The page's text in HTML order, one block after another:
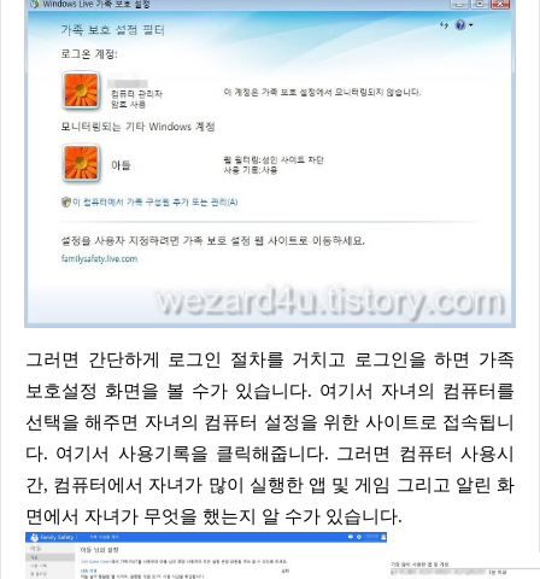
그러면 간단하게 로그인 절차를 거치고 로그인을 하면 가족
보호설정 화면을 볼 수가 있습니다. 여기서 자녀의 컴퓨터를
선택을 해주면 자녀의 컴퓨터 설정을 위한 사이트로 접속됩니
다. 여기서 사용기록을 클릭해줍니다. 그러면 컴퓨터 사용시
간, 컴퓨터에서 자녀가 많이 실행한 앱 및 게임 그리고 알린 화
면에서 자녀가 무엇을 했는지 알 수가 있습니다.